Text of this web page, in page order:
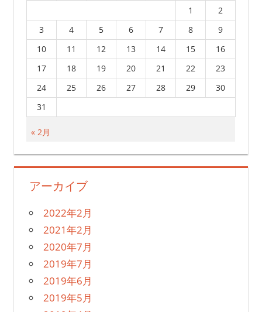
« 2月
1
2
3
4 5 6 7 8
9
10
11 12 13 14 15
16
17
18 19 20 21 22
23
24
25 26 27 28 29
30
31
アーカイブ
2022年2月
2021年2月
2020年7月
2019年7月
2019年6月
2019年5月